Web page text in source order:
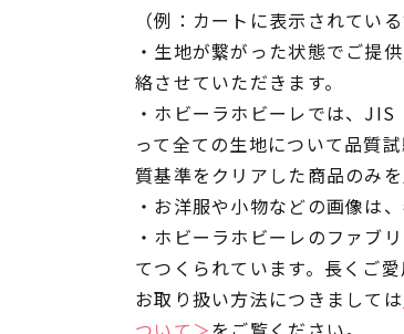
（例：カートに表示されてい
・生地が繋がった状態でご提
絡させていただきます。
・ホビーラホビーレでは、
って全ての生地について品質
質基準をクリアした商品のみを
・お洋服や小物などの画像は、
・ホビーラホビーレのファブ
てつくられています。長くご
お取り扱い方法につきましては